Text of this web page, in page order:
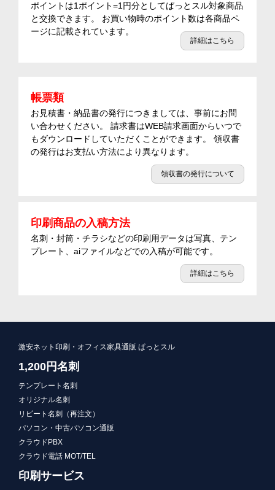
ポイントは1ポイント=1円分としてぱっとスル対象商品
と交換できます。 お買い物時のポイント数は各商品ペ
ージに記載されています。
詳細はこちら
帳票類
お見積書・納品書の発行につきましては、事前にお問
い合わせください。 請求書はWEB請求画面からいつで
もダウンロードしていただくことができます。 領収書
の発行はお支払い方法により異なります。
領収書の発行について
印刷商品の入稿方法
名刺・封筒・チラシなどの印刷用データは写真、テン
プレート、aiファイルなどでの入稿が可能です。
詳細はこちら
激安ネット印刷・オフィス家具通販 ぱっとスル
1,200円名刺
テンプレート名刺
オリジナル名刺
リピート名刺（再注文）
パソコン・中古パソコン通販
クラウドPBX
クラウド電話 MOT/TEL
印刷サービス